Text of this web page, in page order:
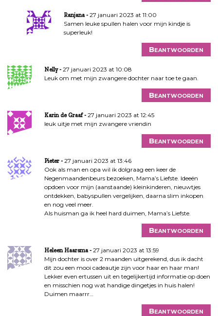
Ranjana
27 januari 2023 at 11:00
Samen leuke spullen halen voor mijn kindje is
superleuk!
Beantwoorden
Nelly
27 januari 2023 at 10:08
Leuk om met mijn zwangere dochter naar toe te gaan.
Beantwoorden
Karin de Graaf
27 januari 2023 at 12:45
leuk uitje met mijn zwangere vriendin
Beantwoorden
Pieter
27 januari 2023 at 13:46
Ook als man en opa wil ik dolgraag een keer de
Negenmaandenbeurs bezoeken, Mama’s Liefste. Ideeën
opdoen voor mijn (aanstaande) kleinkinderen, nieuwtjes
ontdekken, babyspullen vergelijken, daarna slim inkopen
en nog veel meer.
Als huisman ga ik heel hard duimen, Mama’s Liefste.
Beantwoorden
Heleen Haarsma
27 januari 2023 at 13:59
Mijn dochter is over 2 maanden uitgerekend, dus ik dacht
dit zou een mooi cadeautje zijn voor haar en haar man!
Lekker even ertussen uit en tegelijkertijd informatie op doen
en misschien nog wat handige dingetjes in huis halen!
Duimen maarrr…
Beantwoorden